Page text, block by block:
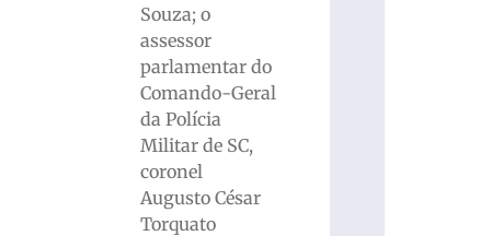
Souza; o
assessor
parlamentar do
Comando-Geral
da Polícia
Militar de SC,
coronel
Augusto César
Torquato